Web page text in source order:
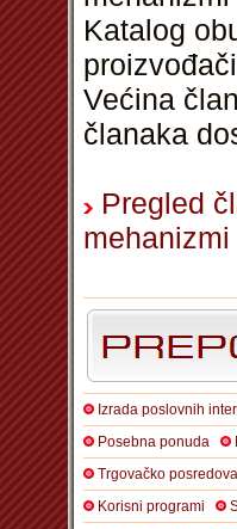
Katalog
Većina
članaka
Pregled
mehanizmi
Izrada poslovnih
Posebna ponuda
Trgovačko
Korisni programi